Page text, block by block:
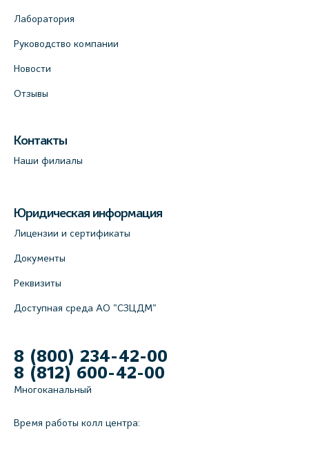
Лаборатория
Руководство компании
Новости
Отзывы
Контакты
Наши филиалы
Юридическая информация
Лицензии и сертификаты
Документы
Реквизиты
Доступная среда АО "СЗЦДМ"
8 (800) 234-42-00
8 (812) 600-42-00
Многоканальный
Время работы колл центра: